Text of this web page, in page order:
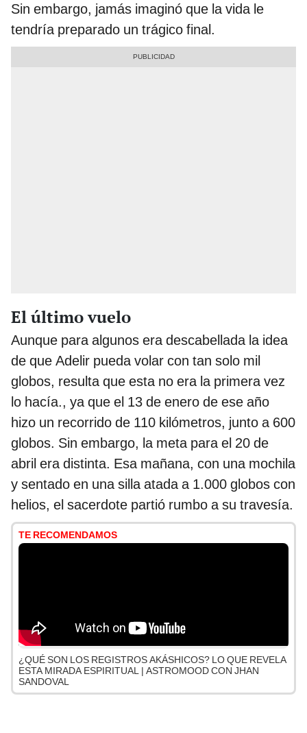
Sin embargo, jamás imaginó que la vida le
tendría preparado un trágico final.
El último vuelo
Aunque para algunos era descabellada la idea
de que Adelir pueda volar con tan solo mil
globos, resulta que esta no era la primera vez
lo hacía., ya que el 13 de enero de ese año
hizo un recorrido de 110 kilómetros, junto a 600
globos. Sin embargo, la meta para el 20 de
abril era distinta. Esa mañana, con una mochila
y sentado en una silla atada a 1.000 globos con
helios, el sacerdote partió rumbo a su travesía.
TE RECOMENDAMOS
¿QUÉ SON LOS REGISTROS AKÁSHICOS? LO QUE REVELA
ESTA MIRADA ESPIRITUAL | ASTROMOOD CON JHAN
SANDOVAL